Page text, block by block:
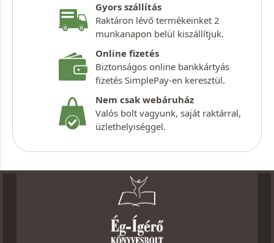
Gyors szállítás
Raktáron lévő termékeinket 2
munkanapon belül kiszállítjuk.
Online fizetés
Biztonságos online bankkártyás
fizetés SimplePay-en keresztül.
Nem csak webáruház
Valós bolt vagyunk, saját raktárral,
üzlethelyiséggel.